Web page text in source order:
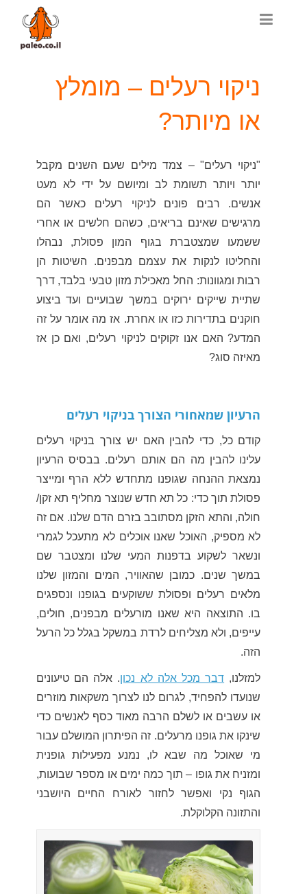
ניקוי רעלים – מומלץ
או מיותר?
"ניקוי רעלים" – צמד מילים שעם השנים מקבל
יותר ויותר תשומת לב ומיושם על ידי לא מעט
אנשים. רבים פונים לניקוי רעלים כאשר הם
מרגישים שאינם בריאים, כשהם חלשים או אחרי
ששמעו שמצטברת בגוף המון פסולת, נבהלו
והחליטו לנקות את עצמם מבפנים. השיטות הן
רבות ומגוונות: החל מאכילת מזון טבעי בלבד, דרך
שתיית שייקים ירוקים במשך שבועיים ועד ביצוע
חוקנים בתדירות כזו או אחרת. אז מה אומר על זה
המדע? האם אנו זקוקים לניקוי רעלים, ואם כן אז
מאיזה סוג?
הרעיון שמאחורי הצורך בניקוי רעלים
קודם כל, כדי להבין האם יש צורך בניקוי רעלים
עלינו להבין מה הם אותם רעלים. בבסיס הרעיון
נמצאת ההנחה שגופנו מתחדש ללא הרף ומייצר
פסולת תוך כדי: כל תא חדש שנוצר מחליף תא זקן/
חולה, והתא הזקן מסתובב בזרם הדם שלנו. אם זה
לא מספיק, האוכל שאנו אוכלים לא מתעכל לגמרי
ונשאר לשקוע בדפנות המעי שלנו ומצטבר שם
במשך שנים. כמובן שהאוויר, המים והמזון שלנו
מלאים רעלים ופסולת ששוקעים בגופנו ונספגים
בו. התוצאה היא שאנו מורעלים מבפנים, חולים,
עייפים, ולא מצליחים לרדת במשקל בגלל כל הרעל
הזה.
למזלנו, דבר מכל אלה לא נכון. אלה הם טיעונים
שנועדו להפחיד, לגרום לנו לצרוך משקאות מוזרים
או עשבים או לשלם הרבה מאוד כסף לאנשים כדי
שינקו את גופנו מרעלים. זה הפיתרון המושלם עבור
מי שאוכל מה שבא לו, נמנע מפעילות גופנית
ומזניח את גופו – תוך כמה ימים או מספר שבועות,
הגוף נקי ואפשר לחזור לאורח החיים היושבני
והתזונה הקלוקלת.